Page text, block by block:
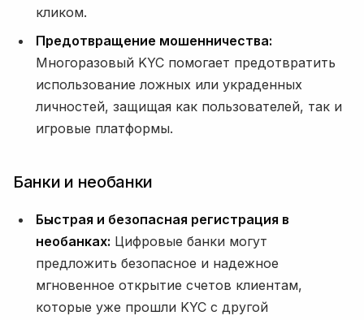
кликом.
Предотвращение мошенничества:
Многоразовый KYC помогает предотвратить
использование ложных или украденных
личностей, защищая как пользователей, так и
игровые платформы.
Банки и необанки
Быстрая и безопасная регистрация в
необанках: Цифровые банки могут
предложить безопасное и надежное
мгновенное открытие счетов клиентам,
которые уже прошли KYC с другой